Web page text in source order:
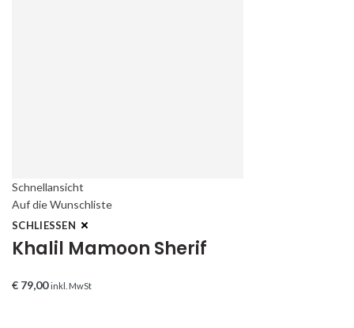
Schnellansicht
Auf die Wunschliste
SCHLIESSEN
Khalil Mamoon Sherif
€ 79,00 inkl. MwSt